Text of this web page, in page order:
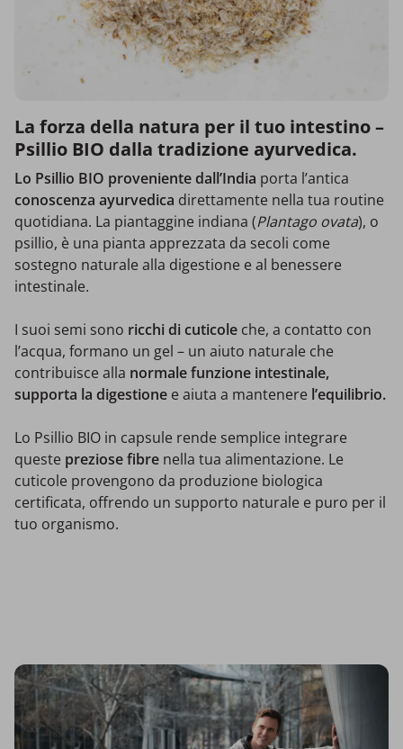
La forza della natura per il tuo intestino –
Psillio BIO dalla tradizione ayurvedica.
Lo Psillio BIO proveniente dall’India porta l’antica
conoscenza ayurvedica direttamente nella tua routine
quotidiana. La piantaggine indiana (Plantago ovata), o
psillio, è una pianta apprezzata da secoli come
sostegno naturale alla digestione e al benessere
intestinale.
I suoi semi sono ricchi di cuticole che, a contatto con
l’acqua, formano un gel – un aiuto naturale che
contribuisce alla normale funzione intestinale,
supporta la digestione e aiuta a mantenere l’equilibrio.
Lo Psillio BIO in capsule rende semplice integrare
queste preziose fibre nella tua alimentazione. Le
cuticole provengono da produzione biologica
certificata, offrendo un supporto naturale e puro per il
tuo organismo.